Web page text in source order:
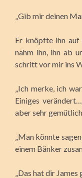
„Gib mir deinen
Er knöpfte ihn
nahm ihn, ihn ab
schritt vor mir ins
„Ich merke, ich
Einiges
aber sehr
„Man könnte
einem Bänker
„Das hat dir